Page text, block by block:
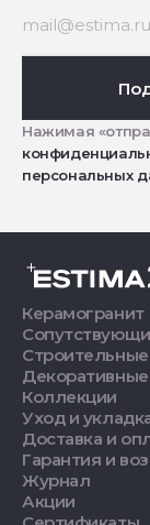
Нажимая
персональных
Керамогранит
Коллекции
Уход и
Доставка и
Гарантия и
Журнал
Акции